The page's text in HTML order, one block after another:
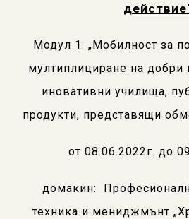
Модул 1: „Мобилност за
мултиплициране на
иновативни училища,
продукти, представящи
от 08.06.2022г. до
домакин:
техника и мениджмънт